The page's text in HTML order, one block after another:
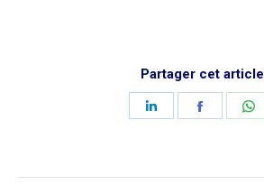
Partager cet article